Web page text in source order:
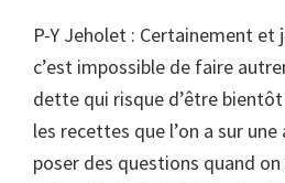
P-Y Jeholet : Certainement et
c’est impossible de faire
dette qui risque d’être
les recettes que l’on a sur
poser des questions quand